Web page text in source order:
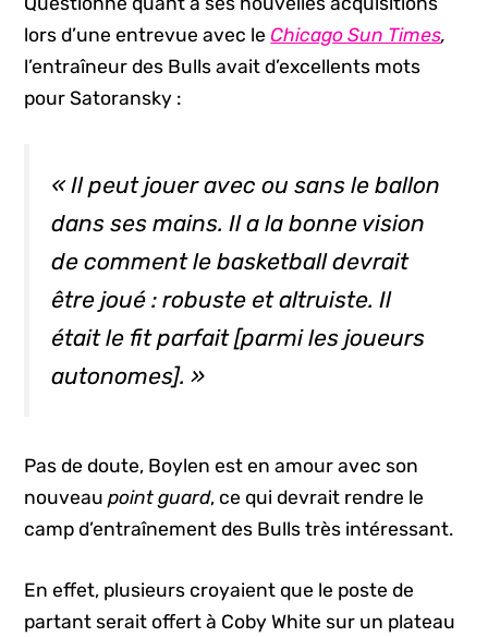
lors d’une entrevue avec leChicago Sun Times,
l’entraîneur des Bulls avait d’excellents mots
pour Satoransky :
« Il peut jouer avec ou sans le ballon
dans ses mains. Il a la bonne vision
de comment le basketball devrait
être joué : robuste et altruiste. Il
était le fitparfait [parmi les joueurs
autonomes]. »
Pas de doute, Boylen est en amour avec son
nouveaupoint guard, ce qui devrait rendre le
camp d’entraînement des Bulls très intéressant.
En effet, plusieurs croyaient que le poste de
partant serait offert à Coby White sur un plateau